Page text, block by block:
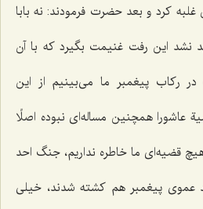
غلبه كرد و بعد حضرت فرمودند: نه بابا
نشد این رفت غنیمت بگیرد كه با آن
پیغمبر ما می‌بینیم از این
عاشورا همچنین مساله‌ای نبوده اصلًا
قضیه‌ای ما خاطره نداریم، جنگ احد
عموی پیغمبر هم كشته شدند، خیلی